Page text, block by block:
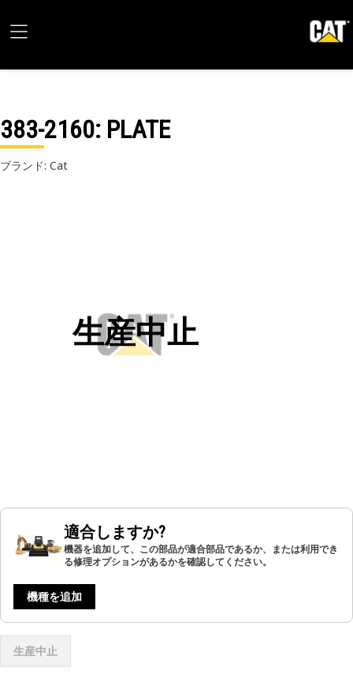
383-2160: PLATE
ブランド: Cat
生産中止
適合しますか?
機器を追加して、この部品が適合部品であるか、または利用でき
る修理オプションがあるかを確認してください。
機種を追加
生産中止